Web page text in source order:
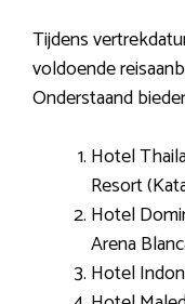
Tijdens
voldoende
Onderstaand
Hotel
Resort
Hotel
Arena
Hotel